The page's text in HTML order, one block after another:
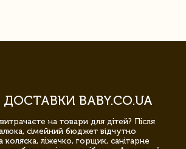
BABY.CO.UA
на товари для дітей? Після
сімейний бюджет відчутно
ліжечко, горщик, санітарне